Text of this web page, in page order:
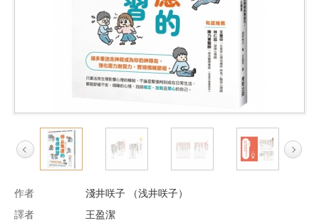
作者
淺井咲子 （浅井咲子）
譯者
王盈潔